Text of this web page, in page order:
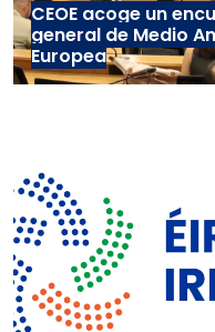
CEOE acoge un
general de Medio
Europea